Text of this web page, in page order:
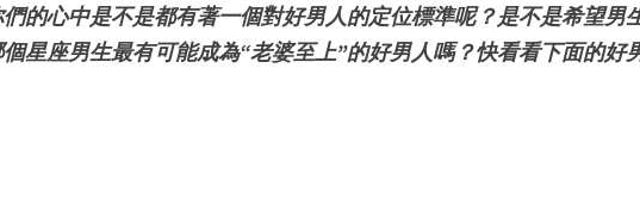
的心中是不是都有著一個對好男人的定位標準呢？是不是希望男
星座男生最有可能成為“老婆至上”的好男人嗎？快看看下面的好